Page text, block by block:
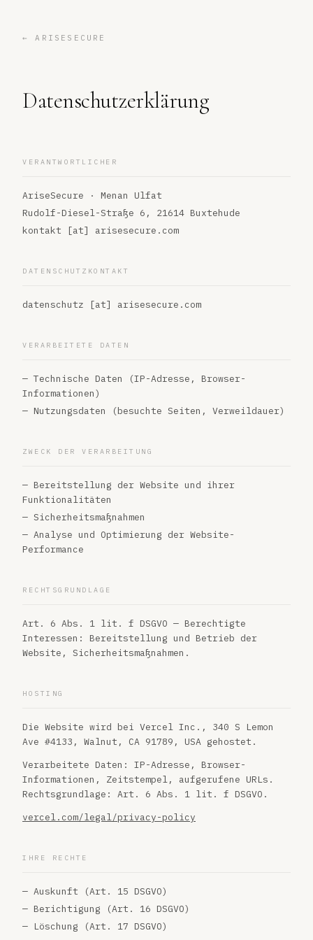
← ARISESECURE
Datenschutzerklärung
VERANTWORTLICHER
AriseSecure · Menan Ulfat
Rudolf-Diesel-Straße 6, 21614 Buxtehude
kontakt [at] arisesecure.com
DATENSCHUTZKONTAKT
datenschutz [at] arisesecure.com
VERARBEITETE DATEN
— Technische Daten (IP-Adresse, Browser-
Informationen)
— Nutzungsdaten (besuchte Seiten, Verweildauer)
ZWECK DER VERARBEITUNG
— Bereitstellung der Website und ihrer
Funktionalitäten
— Sicherheitsmaßnahmen
— Analyse und Optimierung der Website-
Performance
RECHTSGRUNDLAGE
Art. 6 Abs. 1 lit. f DSGVO — Berechtigte
Interessen: Bereitstellung und Betrieb der
Website, Sicherheitsmaßnahmen.
HOSTING
Die Website wird bei Vercel Inc., 340 S Lemon
Ave #4133, Walnut, CA 91789, USA gehostet.
Verarbeitete Daten: IP-Adresse, Browser-
Informationen, Zeitstempel, aufgerufene URLs.
Rechtsgrundlage: Art. 6 Abs. 1 lit. f DSGVO.
vercel.com/legal/privacy-policy
IHRE RECHTE
— Auskunft (Art. 15 DSGVO)
— Berichtigung (Art. 16 DSGVO)
— Löschung (Art. 17 DSGVO)